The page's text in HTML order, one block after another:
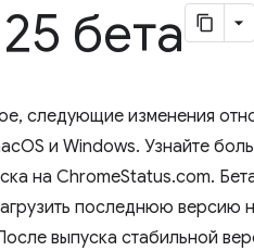
бета
следующие изменения
и Windows. Узнайте
на ChromeStatus.com.
последнюю версию
выпуска стабильной